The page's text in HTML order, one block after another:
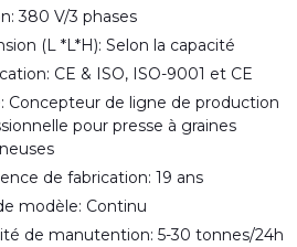
380 V/3 phases
(L *L*H): Selon la capacité
CE & ISO, ISO-9001 et CE
Concepteur de ligne de production
pour presse à graines
de fabrication: 19 ans
modèle: Continu
de manutention: 5-30 tonnes/24h